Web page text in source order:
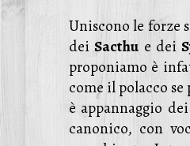
Uniscono le forze
deiSacthu e dei
proponiamo è
come il polacco
è appannaggio
canonico, con